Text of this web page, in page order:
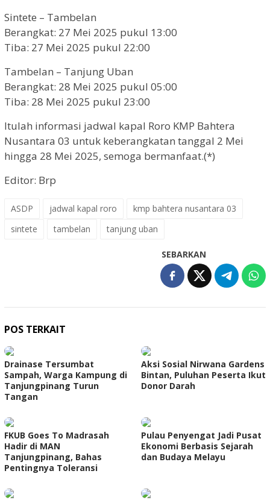
Sintete – Tambelan
Berangkat: 27 Mei 2025 pukul 13:00
Tiba: 27 Mei 2025 pukul 22:00
Tambelan – Tanjung Uban
Berangkat: 28 Mei 2025 pukul 05:00
Tiba: 28 Mei 2025 pukul 23:00
Itulah informasi jadwal kapal Roro KMP Bahtera
Nusantara 03 untuk keberangkatan tanggal 2 Mei
hingga 28 Mei 2025, semoga bermanfaat.(*)
Editor: Brp
ASDP jadwal kapal roro
kmp bahtera nusantara 03
sintete
tambelan tanjung uban
SEBARKAN
POS TERKAIT
Drainase Tersumbat
Sampah, Warga Kampung di
Tanjungpinang Turun
Tangan
Aksi Sosial Nirwana Gardens
Bintan, Puluhan Peserta Ikut
Donor Darah
FKUB Goes To Madrasah
Hadir di MAN
Tanjungpinang, Bahas
Pentingnya Toleransi
Pulau Penyengat Jadi Pusat
Ekonomi Berbasis Sejarah
dan Budaya Melayu